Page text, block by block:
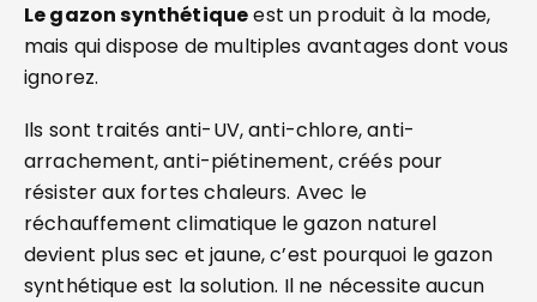
Le gazon synthétiqueest un produit à la mode,
mais qui dispose de multiples avantages dont vous
ignorez.
Ils sont traités anti-UV, anti-chlore, anti-
arrachement, anti-piétinement, créés pour
résister aux fortes chaleurs. Avec le
réchauffement climatique le gazon naturel
devient plus sec et jaune, c’est pourquoi le gazon
synthétique est la solution. Il ne nécessite aucun